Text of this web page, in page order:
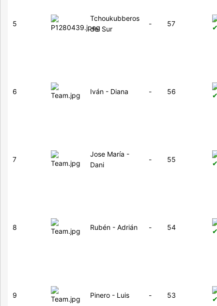
5
Tchoukubberos
del Sur
- 57
6 Iván - Diana - 56
7
Jose María -
Dani
- 55
8 Rubén - Adrián - 54
9 Pinero - Luis - 53